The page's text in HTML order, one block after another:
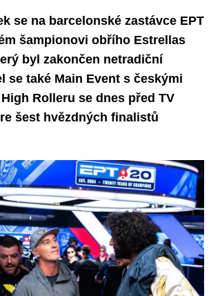
se na barcelonské zastávce EPT
šampionovi obřího Estrellas
byl zakončen netradiční
se také Main Event s českými
Rolleru se dnes před TV
šest hvězdných finalistů